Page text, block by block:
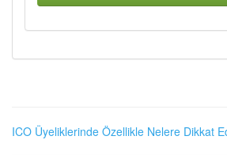
ICO Üyeliklerinde Özellikle Nelere Dikkat